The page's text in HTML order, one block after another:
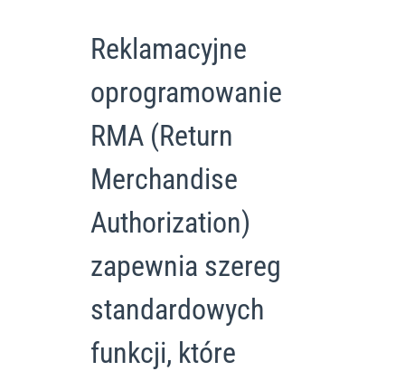
Reklamacyjne
oprogramowanie
RMA (Return
Merchandise
Authorization)
zapewnia szereg
standardowych
funkcji, które